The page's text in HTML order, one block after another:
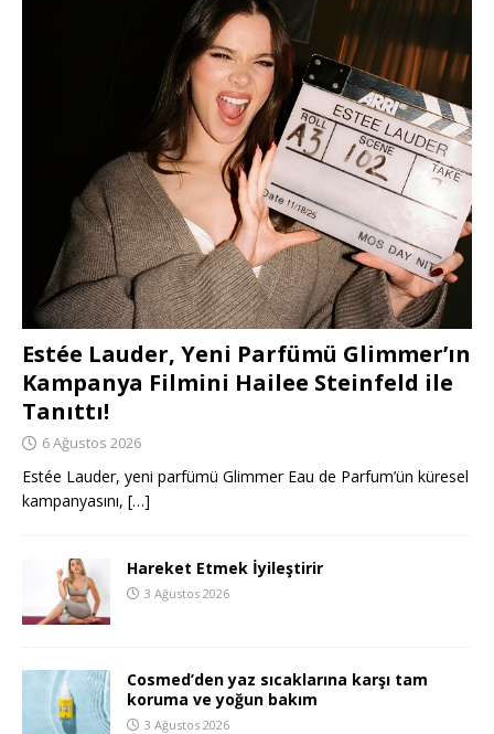
Estée Lauder, Yeni Parfümü Glimmer’ın
Kampanya Filmini Hailee Steinfeld ile
Tanıttı!
6 Ağustos 2026
Estée Lauder, yeni parfümü Glimmer Eau de Parfum’ün küresel
kampanyasını, […]
Hareket Etmek İyileştirir
3 Ağustos 2026
Cosmed’den yaz sıcaklarına karşı tam
koruma ve yoğun bakım
3 Ağustos 2026